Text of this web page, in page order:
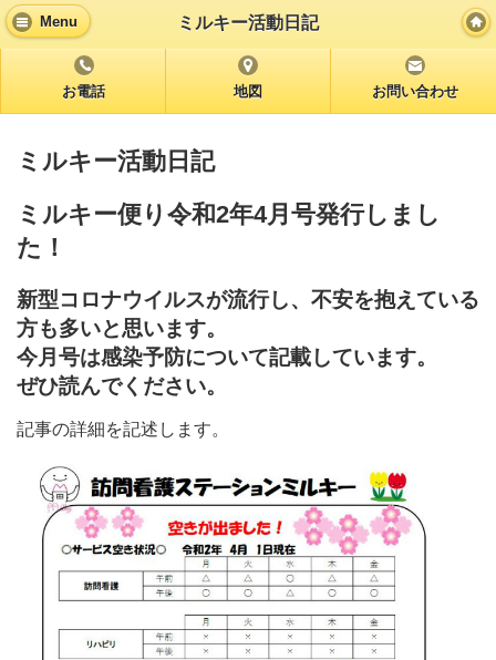
Menu ミルキー活動日記
お電話 地図 お問い合わせ
ミルキー活動日記
ミルキー便り令和2年4月号発行しまし
た！
新型コロナウイルスが流行し、不安を抱えている
方も多いと思います。
今月号は感染予防について記載しています。
ぜひ読んでください。
記事の詳細を記述します。